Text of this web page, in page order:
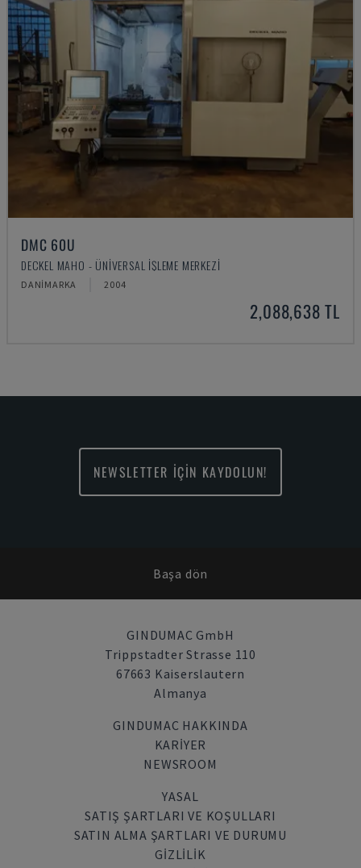
DMC 60U
DECKEL MAHO - ÜNIVERSAL İŞLEME MERKEZI
DANIMARKA 2004
2,088,638 TL
NEWSLETTER İÇİN KAYDOLUN!
Başa dön
GINDUMAC GmbH
Trippstadter Strasse 110
67663 Kaiserslautern
Almanya
GINDUMAC HAKKINDA
KARIYER
NEWSROOM
YASAL
SATIŞ ŞARTLARI VE KOŞULLARI
SATIN ALMA ŞARTLARI VE DURUMU
GİZLİLİK